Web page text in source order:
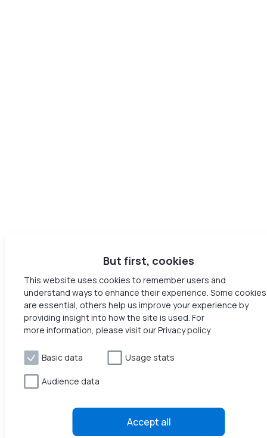
But first, cookies
This website uses cookies to remember users and
understand ways to enhance their experience. Some cookies
are essential, others help us improve your experience by
providing insight into how the site is used. For
more information, please visit our Privacy policy
Basic data Usage stats
Audience data
Accept all